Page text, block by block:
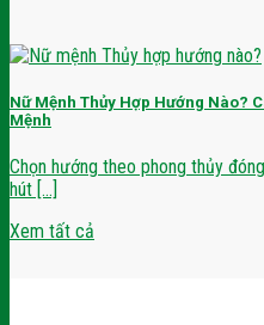
Nữ Mệnh Thủy Hợp Hướng Nào?
Mệnh
Chọn hướng theo phong thủy
hút [...]
Xem tất cả